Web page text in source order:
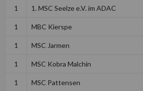
1 1. MSC Seelze e.V. im ADAC
1 MBC Kierspe
1 MSC Jarmen
1 MSC Kobra Malchin
1 MSC Pattensen